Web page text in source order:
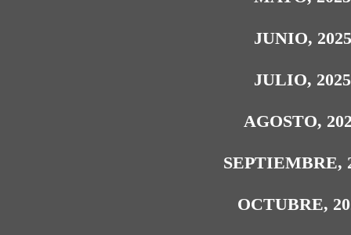
JUNIO, 2025
JULIO, 2025
AGOSTO,
SEPTIEMBRE,
OCTUBRE,